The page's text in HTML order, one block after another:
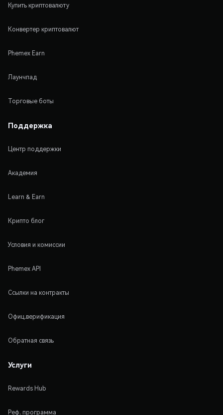
Купить криптовалюту
Конвертер криптовалют
Phemex Earn
Лаунчпад
Торговые боты
Поддержка
Центр поддержки
Академия
Learn & Earn
Крипто блог
Условия и комиссии
Phemex API
Ссылки на контракты
Офиц.верификация
Обратная связь
Услуги
Rewards Hub
Реф. программа